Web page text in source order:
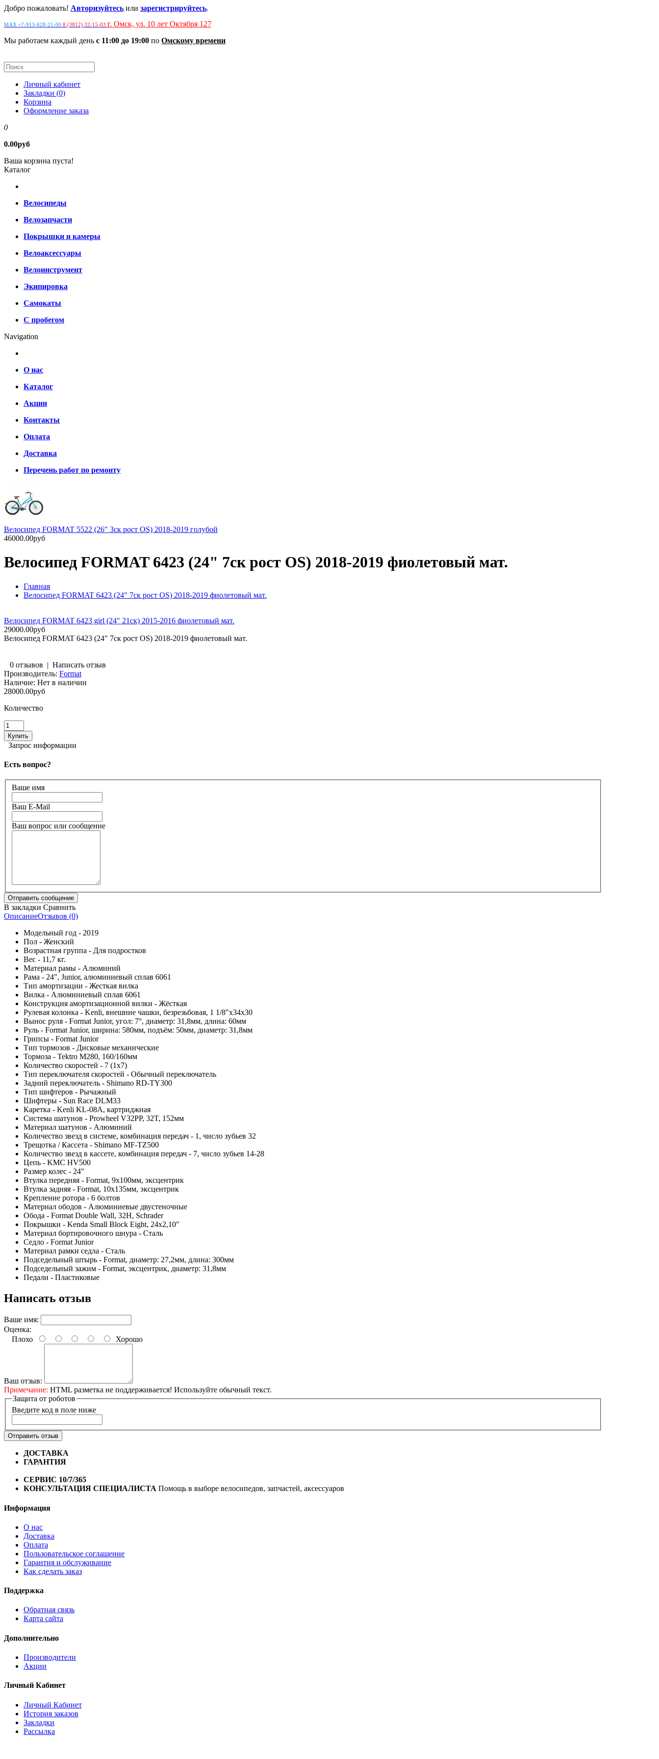
Добро пожаловать! Авторизуйтесь или зарегистрируйтесь.
MAX +7-913-628-21-00 8 (3812) 32-15-03 г. Омск, ул. 10 лет Октября 127
Мы работаем каждый день с 11:00 до 19:00 по Омскому времени
Личный кабинет
Закладки (0)
Корзина
Оформление заказа
0
0.00руб
Ваша корзина пуста!
Каталог
Велосипеды
Велозапчасти
Покрышки и камеры
Велоаксессуары
Велоинструмент
Экипировка
Самокаты
С пробегом
Navigation
О нас
Каталог
Акции
Контакты
Оплата
Доставка
Перечень работ по ремонту
Велосипед FORMAT 5522 (26" 3ск рост OS) 2018-2019 голубой
46000.00руб
Велосипед FORMAT 6423 (24" 7ск рост OS) 2018-2019 фиолетовый мат.
Главная
Велосипед FORMAT 6423 (24" 7ск рост OS) 2018-2019 фиолетовый мат.
Велосипед FORMAT 6423 girl (24" 21ск) 2015-2016 фиолетовый мат.
29000.00руб
Велосипед FORMAT 6423 (24" 7ск рост OS) 2018-2019 фиолетовый мат.
0 отзывов | Написать отзыв
Производитель: Format
Наличие: Нет в наличии
28000.00руб
Количество
Запрос информации
Есть вопрос?
Ваше имя
Ваш E-Mail
Ваш вопрос или сообщение
В закладки Сравнить
ОписаниеОтзывов (0)
Модельный год - 2019
Пол - Женский
Возрастная группа - Для подростков
Вес - 11,7 кг.
Материал рамы - Алюминий
Рама - 24", Junior, алюминиевый сплав 6061
Тип амортизации - Жесткая вилка
Вилка - Алюминиевый сплав 6061
Конструкция амортизационной вилки - Жёсткая
Рулевая колонка - Kenli, внешние чашки, безрезьбовая, 1 1/8"x34x30
Вынос руля - Format Junior, угол: 7°, диаметр: 31,8мм, длина: 60мм
Руль - Format Junior, ширина: 580мм, подъём: 50мм, диаметр: 31,8мм
Грипсы - Format Junior
Тип тормозов - Дисковые механические
Тормоза - Tektro M280, 160/160мм
Количество скоростей - 7 (1x7)
Тип переключателя скоростей - Обычный переключатель
Задний переключатель - Shimano RD-TY300
Тип шифтеров - Рычажный
Шифтеры - Sun Race DLM33
Каретка - Kenli KL-08A, картриджная
Система шатунов - Prowheel V32PP, 32T, 152мм
Материал шатунов - Алюминий
Количество звезд в системе, комбинация передач - 1, число зубьев 32
Трещотка / Кассета - Shimano MF-TZ500
Количество звезд в кассете, комбинация передач - 7, число зубьев 14-28
Цепь - KMC HV500
Размер колес - 24"
Втулка передняя - Format, 9x100мм, эксцентрик
Втулка задняя - Format, 10x135мм, эксцентрик
Крепление ротора - 6 болтов
Материал ободов - Алюминиевые двустеночные
Обода - Format Double Wall, 32Н, Schrader
Покрышки - Kenda Small Block Eight, 24x2,10"
Материал бортировочного шнура - Сталь
Седло - Format Junior
Материал рамки седла - Сталь
Подседельный штырь - Format, диаметр: 27,2мм, длина: 300мм
Подседельный зажим - Format, эксцентрик, диаметр: 31,8мм
Педали - Пластиковые
Написать отзыв
Ваше имя:
Оценка:
Плохо
Хорошо
Ваш отзыв:
Примечание: HTML разметка не поддерживается! Используйте обычный текст.
Защита от роботов
Введите код в поле ниже
Отправить отзыв
ДОСТАВКА
ГАРАНТИЯ
СЕРВИС 10/7/365
КОНСУЛЬТАЦИЯ СПЕЦИАЛИСТА Помощь в выборе велосипедов, запчастей, аксессуаров
Информация
О нас
Доставка
Оплата
Пользовательское соглашение
Гарантия и обслуживание
Как сделать заказ
Поддержка
Обратная связь
Карта сайта
Дополнительно
Производители
Акции
Личный Кабинет
Личный Кабинет
История заказов
Закладки
Рассылка